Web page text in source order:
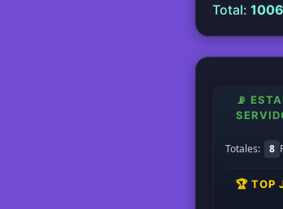
Total:
📡
Totales: 8
🏆 TOP